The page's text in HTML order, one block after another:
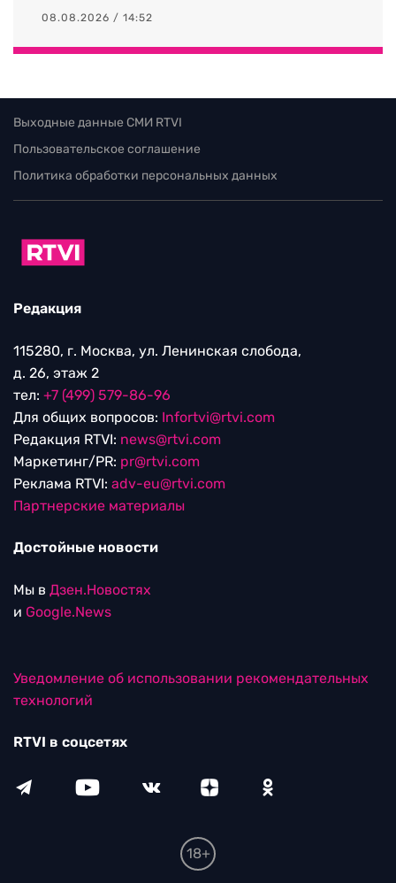
08.08.2026 / 14:52
Выходные данные СМИ RTVI
Пользовательское соглашение
Политика обработки персональных данных
Редакция
115280, г. Москва, ул. Ленинская слобода,
д. 26, этаж 2
тел: +7 (499) 579-86-96
Для общих вопросов: Infortvi@rtvi.com
Редакция RTVI: news@rtvi.com
Маркетинг/PR: pr@rtvi.com
Реклама RTVI: adv-eu@rtvi.com
Партнерские материалы
Достойные новости
Мы в Дзен.Новостях
и Google.News
Уведомление об использовании рекомендательных
технологий
RTVI в соцсетях
18+